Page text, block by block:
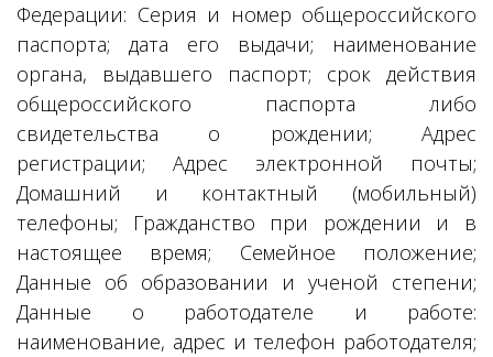
Федерации: Серия и номер общероссийского
паспорта; дата его выдачи; наименование
органа, выдавшего паспорт; срок действия
общероссийского паспорта либо
свидетельства о рождении; Адрес
регистрации; Адрес электронной почты;
Домашний и контактный (мобильный)
телефоны; Гражданство при рождении и в
настоящее время; Семейное положение;
Данные об образовании и ученой степени;
Данные о работодателе и работе:
наименование, адрес и телефон работодателя;